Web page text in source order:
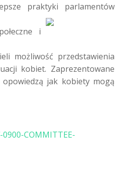
praktyki parlamentów
i
możliwość przedstawienia
kobiet. Zaprezentowane
jak kobiety mogą
COMMITTEE-